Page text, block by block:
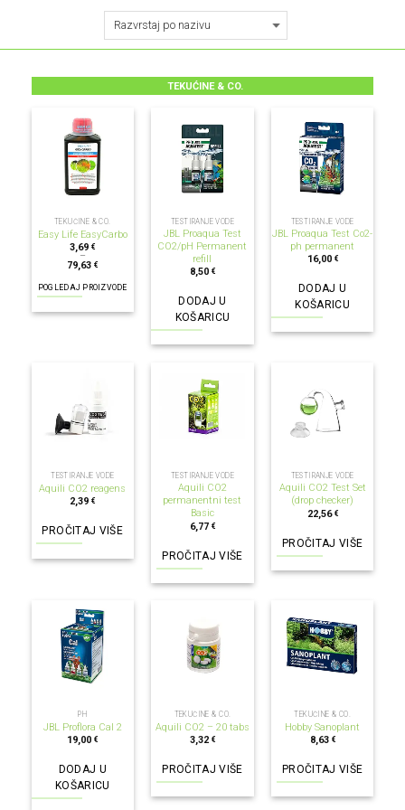
TEKUĆINE & CO.
TEKUĆINE & CO.
Easy Life EasyCarbo
3,69€
–
79,63€
POGLEDAJ PROIZVODE
TESTIRANJE VODE
JBL Proaqua Test
CO2/pH Permanent
refill
8,50 €
DODAJ U
KOŠARICU
TESTIRANJE VODE
JBL Proaqua Test Co2-
ph permanent
16,00 €
DODAJ U
KOŠARICU
NEMA NA ZALIHI
TESTIRANJE VODE
Aquili CO2 reagens
2,39€
PROČITAJ VIŠE
NEMA NA ZALIHI
TESTIRANJE VODE
Aquili CO2
permanentni test
Basic
6,77 €
PROČITAJ VIŠE
NEMA NA ZALIHI
TESTIRANJE VODE
Aquili CO2 Test Set
(drop checker)
22,56 €
PROČITAJ VIŠE
PH
JBL Proflora Cal 2
19,00€
DODAJ U
KOŠARICU
NEMA NA ZALIHI
TEKUĆINE & CO.
Aquili CO2 – 20 tabs
3,32 €
PROČITAJ VIŠE
NEMA NA ZALIHI
TEKUĆINE & CO.
Hobby Sanoplant
8,63 €
PROČITAJ VIŠE